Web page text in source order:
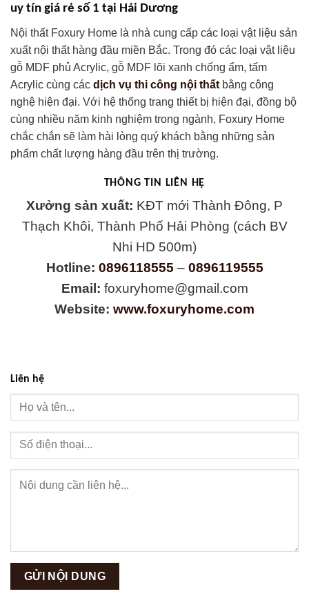
uy tín giá rẻ số 1 tại Hải Dương
Nội thất Foxury Home là nhà cung cấp các loại vật liệu sản
xuất nội thất hàng đầu miền Bắc. Trong đó các loại vật liệu
gỗ MDF phủ Acrylic, gỗ MDF lõi xanh chống ẩm, tấm
Acrylic cùng các dịch vụ thi công nội thất bằng công
nghệ hiện đại. Với hệ thống trang thiết bị hiện đại, đồng bộ
cùng nhiều năm kinh nghiệm trong ngành, Foxury Home
chắc chắn sẽ làm hài lòng quý khách bằng những sản
phẩm chất lượng hàng đầu trên thị trường.
THÔNG TIN LIÊN HỆ
Xưởng sản xuất: KĐT mới Thành Đông, P
Thạch Khôi, Thành Phố Hải Phòng (cách BV
Nhi HD 500m)
Hotline: 0896118555 – 0896119555
Email: foxuryhome@gmail.com
Website: www.foxuryhome.com
Liên hệ